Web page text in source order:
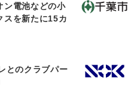
ン電池などの小
スを新たに15カ
とのクラブパー